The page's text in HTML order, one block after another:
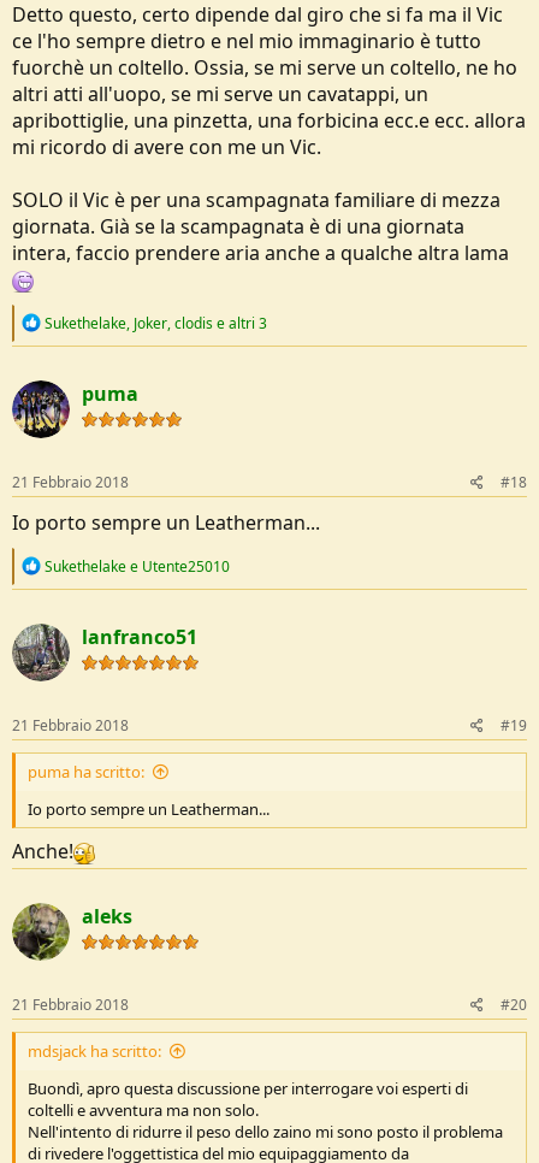
Detto questo, certo dipende dal giro che si fa ma il Vic
ce l'ho sempre dietro e nel mio immaginario è tutto
fuorchè un coltello. Ossia, se mi serve un coltello, ne ho
altri atti all'uopo, se mi serve un cavatappi, un
apribottiglie, una pinzetta, una forbicina ecc.e ecc. allora
mi ricordo di avere con me un Vic.
SOLO il Vic è per una scampagnata familiare di mezza
giornata. Già se la scampagnata è di una giornata
intera, faccio prendere aria anche a qualche altra lama
R
c
t
i
o
s
:
Sukethelake, Joker,clodise altri 3
puma
21 Febbraio 2018 #18
Io porto sempre un Leatherman...
R
c
t
i
o
s
:
Sukethelakee Utente25010
lanfranco51
21 Febbraio 2018 #19
puma ha scritto:
Io porto sempre un Leatherman...
Anche!
aleks
21 Febbraio 2018 #20
mdsjack ha scritto:
Buondì, apro questa discussione per interrogare voi esperti di
coltelli e avventura ma non solo.
Nell'intento di ridurre il peso dello zaino mi sono posto il problema
di rivedere l'oggettistica del mio equipaggiamento da